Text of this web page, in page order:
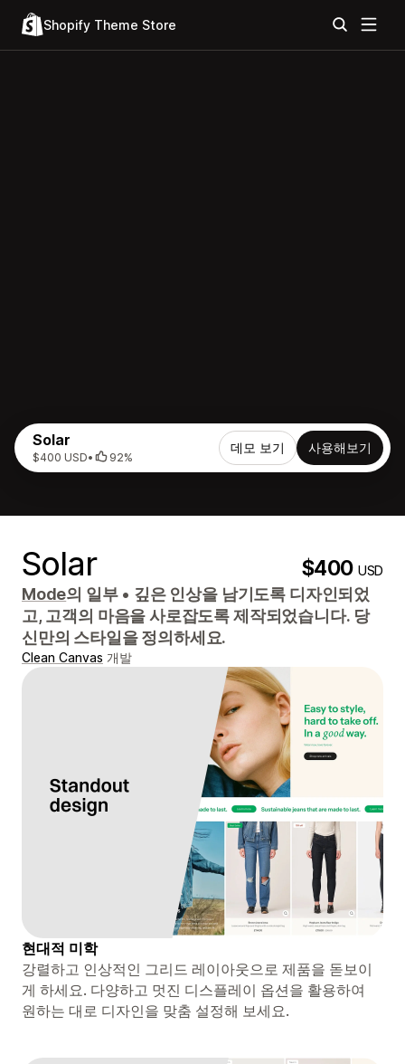
Shopify Theme Store
Solar
$400 USD• 92%
데모 보기 사용해보기
Solar $400USD
Mode의 일부 • 깊은 인상을 남기도록 디자인되었
고, 고객의 마음을 사로잡도록 제작되었습니다. 당
신만의 스타일을 정의하세요.
Clean Canvas 개발
현대적 미학
강렬하고 인상적인 그리드 레이아웃으로 제품을 돋보이
게 하세요. 다양하고 멋진 디스플레이 옵션을 활용하여
원하는 대로 디자인을 맞춤 설정해 보세요.